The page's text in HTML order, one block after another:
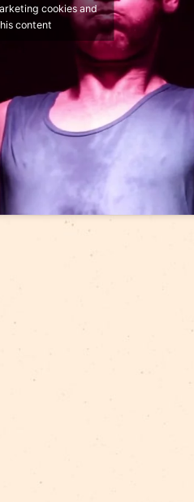
Click to accept marketing cookies and